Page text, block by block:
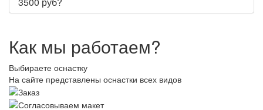
Как мы работаем?
Выбираете оснастку
На сайте представлены оснастки всех видов